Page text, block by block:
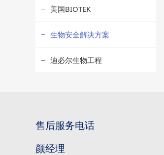
美国BIOTEK
生物安全解决方案
迪必尔生物工程
售后服务电话
颜经理